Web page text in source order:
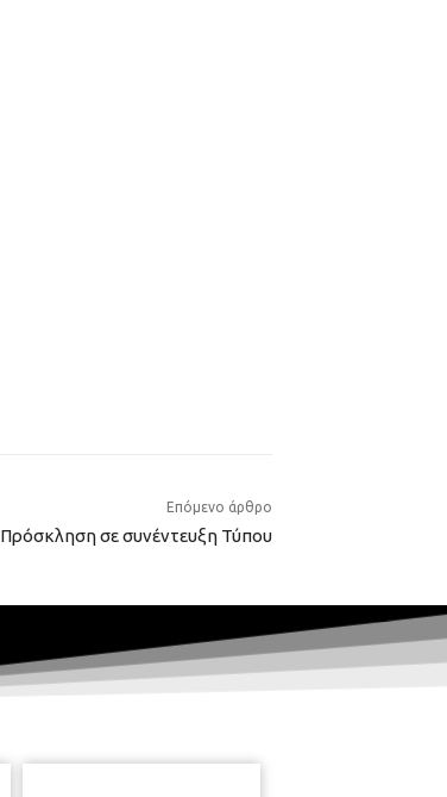
Επόμενο άρθρο
Πρόσκληση σε συνέντευξη Τύπου